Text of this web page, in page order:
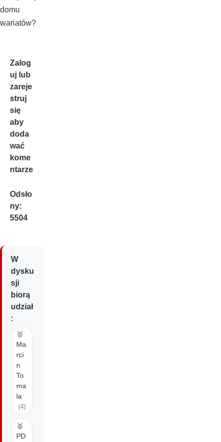
domu
wariatów?
Zalog
uj lub
zareje
struj
się
aby
doda
wać
kome
ntarze
Odsło
ny:
5504
W
dysku
sji
biorą
udział
:
🥇
Ma
rci
n
To
ma
la
(4)
🥈
PD